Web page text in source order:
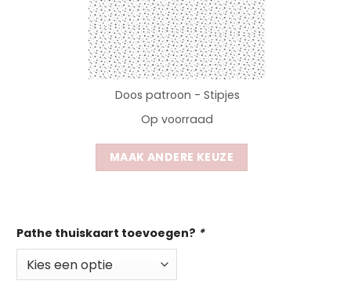
Doos patroon - Stipjes
Op voorraad
MAAK ANDERE KEUZE
Pathe thuiskaart toevoegen? *